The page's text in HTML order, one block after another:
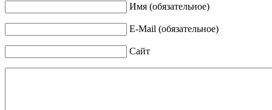
Имя (обязательное)
E-Mail (обязательное)
Сайт